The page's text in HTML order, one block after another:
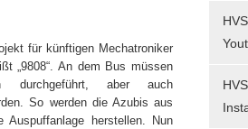
für künftigen Mechatroniker
„9808“. An dem Bus müssen
durchgeführt, aber auch
So werden die Azubis aus
Auspuffanlage herstellen. Nun